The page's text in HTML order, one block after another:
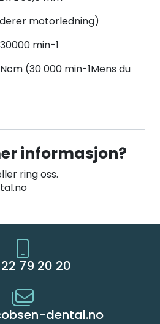
motorledning)
min-1
(30 000 min-1Mens du
informasjon?
ring oss.
79 20 20
dental.no